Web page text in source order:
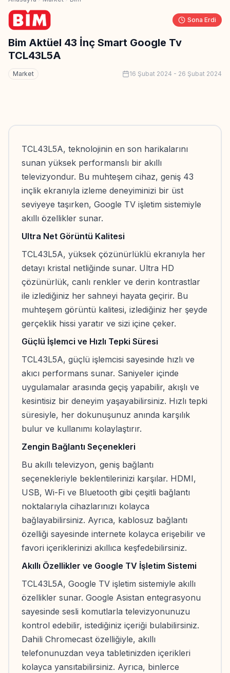
Sona Erdi
Bim Aktüel 43 İnç Smart Google Tv
TCL43L5A
Market 16 Şubat 2024 - 26 Şubat 2024
TCL43L5A, teknolojinin en son harikalarını
sunan yüksek performanslı bir akıllı
televizyondur. Bu muhteşem cihaz, geniş 43
inçlik ekranıyla izleme deneyiminizi bir üst
seviyeye taşırken, Google TV işletim sistemiyle
akıllı özellikler sunar.
Ultra Net Görüntü Kalitesi
TCL43L5A, yüksek çözünürlüklü ekranıyla her
detayı kristal netliğinde sunar. Ultra HD
çözünürlük, canlı renkler ve derin kontrastlar
ile izlediğiniz her sahneyi hayata geçirir. Bu
muhteşem görüntü kalitesi, izlediğiniz her şeyde
gerçeklik hissi yaratır ve sizi içine çeker.
Güçlü İşlemci ve Hızlı Tepki Süresi
TCL43L5A, güçlü işlemcisi sayesinde hızlı ve
akıcı performans sunar. Saniyeler içinde
uygulamalar arasında geçiş yapabilir, akışlı ve
kesintisiz bir deneyim yaşayabilirsiniz. Hızlı tepki
süresiyle, her dokunuşunuz anında karşılık
bulur ve kullanımı kolaylaştırır.
Zengin Bağlantı Seçenekleri
Bu akıllı televizyon, geniş bağlantı
seçenekleriyle beklentilerinizi karşılar. HDMI,
USB, Wi-Fi ve Bluetooth gibi çeşitli bağlantı
noktalarıyla cihazlarınızı kolayca
bağlayabilirsiniz. Ayrıca, kablosuz bağlantı
özelliği sayesinde internete kolayca erişebilir ve
favori içeriklerinizi akıllıca keşfedebilirsiniz.
Akıllı Özellikler ve Google TV İşletim Sistemi
TCL43L5A, Google TV işletim sistemiyle akıllı
özellikler sunar. Google Asistan entegrasyonu
sayesinde sesli komutlarla televizyonunuzu
kontrol edebilir, istediğiniz içeriği bulabilirsiniz.
Dahili Chromecast özelliğiyle, akıllı
telefonunuzdan veya tabletinizden içerikleri
kolayca yansıtabilirsiniz. Ayrıca, binlerce